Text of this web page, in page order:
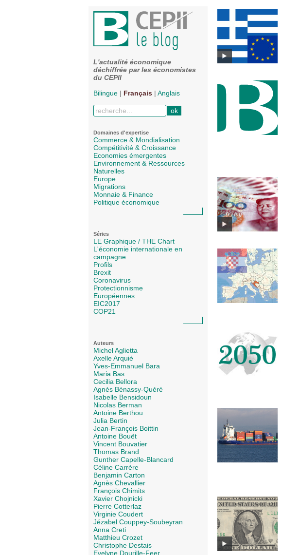
L'actualité économique
déchiffrée par les économistes
du CEPII
Bilingue | Français | Anglais
Domaines d'expertise
Commerce & Mondialisation
Compétitivité & Croissance
Economies émergentes
Environnement & Ressources
Naturelles
Europe
Migrations
Monnaie & Finance
Politique économique
Séries
LE Graphique / THE Chart
L'économie internationale en
campagne
Profils
Brexit
Coronavirus
Protectionnisme
Européennes
EIC2017
COP21
Auteurs
Michel Aglietta
Axelle Arquié
Yves-Emmanuel Bara
Maria Bas
Cecilia Bellora
Agnès Bénassy-Quéré
Isabelle Bensidoun
Nicolas Berman
Antoine Berthou
Julia Bertin
Jean-François Boittin
Antoine Bouët
Vincent Bouvatier
Thomas Brand
Gunther Capelle-Blancard
Céline Carrère
Benjamin Carton
Agnès Chevallier
François Chimits
Xavier Chojnicki
Pierre Cotterlaz
Virginie Coudert
Jézabel Couppey-Soubeyran
Anna Creti
Matthieu Crozet
Christophe Destais
Evelyne Dourille-Feer